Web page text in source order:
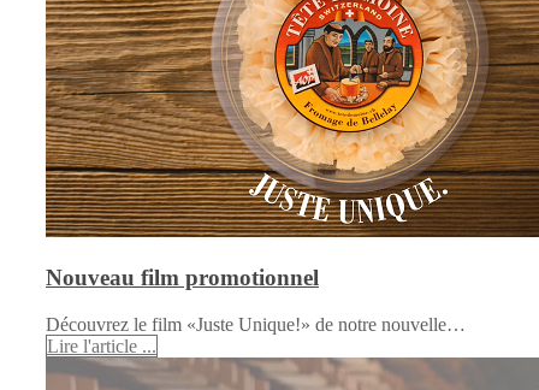
Nouveau film promotionnel
Découvrez le film «Juste Unique!» de notre nouvelle…
Lire l'article ...